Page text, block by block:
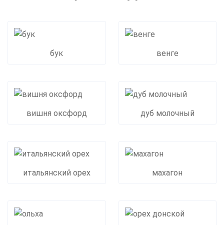
бук венге
вишня оксфорд дуб молочный
итальянский орех махагон